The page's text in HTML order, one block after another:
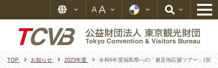
TOP お知らせ 2023年度
令和6年度福島県への「被災地応援ツアー」(宿